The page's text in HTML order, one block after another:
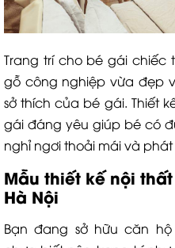
Trang trí cho bé gái
gỗ công nghiệp vừa đẹp
sở thích của bé gái. Thiết
gái đáng yêu giúp bé có
nghỉ ngơi thoải mái và
Mẫu thiết kế nội
Hà Nội
Bạn đang sở hữu căn